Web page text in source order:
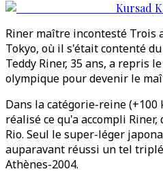
Kursad
Riner maître incontesté Trois
Tokyo, où il s'était contenté
Teddy Riner, 35 ans, a repris
olympique pour devenir le
Dans la catégorie-reine (+100
réalisé ce qu'a accompli
Rio. Seul le super-léger
auparavant réussi un tel
Athènes-2004.